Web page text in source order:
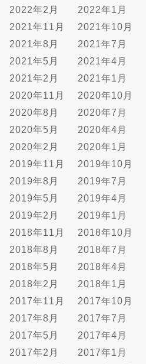
2022年2月
2022年1月
2021年11月
2021年10月
2021年8月
2021年7月
2021年5月
2021年4月
2021年2月
2021年1月
2020年11月
2020年10月
2020年8月
2020年7月
2020年5月
2020年4月
2020年2月
2020年1月
2019年11月
2019年10月
2019年8月
2019年7月
2019年5月
2019年4月
2019年2月
2019年1月
2018年11月
2018年10月
2018年8月
2018年7月
2018年5月
2018年4月
2018年2月
2018年1月
2017年11月
2017年10月
2017年8月
2017年7月
2017年5月
2017年4月
2017年2月
2017年1月